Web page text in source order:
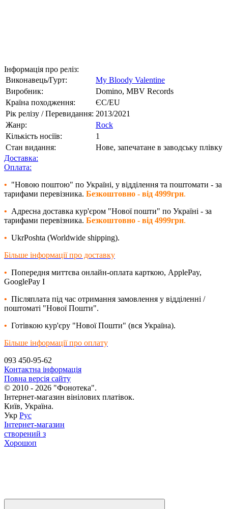
Інформація про реліз:
Виконавець/Гурт:
My Bloody Valentine
Виробник:
Domino, MBV Records
Країна походження:
ЄС/EU
Рік релізу / Перевидання: 2013/2021
Жанр:
Rock
Кількість носіїв:
1
Стан видання:
Нове, запечатане в заводську плівку
Доставка:
Оплата:
• "Новою поштою" по Україні, у відділення та поштомати - за
тарифами перевізника. Безкоштовно - від 4999грн.
• Адресна доставка кур'єром "Нової пошти" по Україні - за
тарифами перевізника. Безкоштовно - від 4999грн.
• UkrPoshta (Worldwide shipping).
Більше інформації про доставку
• Попередня миттєва онлайн-оплата карткою, ApplePay,
GooglePay I
• Післяплата під час отримання замовлення у відділенні /
поштоматі "Нової Пошти".
• Готівкою кур'єру "Нової Пошти" (вся Україна).
Більше інформації про оплату
093 450-95-62
Контактна інформація
Повна версія сайту
© 2010 - 2026 "Фонотека".
Інтернет-магазин вінілових платівок.
Київ, Україна.
Укр Рус
Інтернет-магазин
створений з
Хорошоп